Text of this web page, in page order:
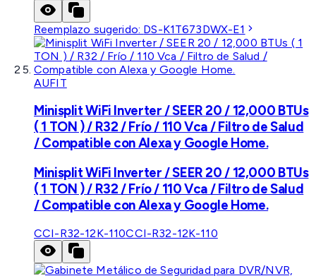
Reemplazo sugerido: DS-K1T673DWX-E1
AUFIT
Minisplit WiFi Inverter / SEER 20 / 12,000 BTUs
( 1 TON ) / R32 / Frío / 110 Vca / Filtro de Salud
/ Compatible con Alexa y Google Home.
Minisplit WiFi Inverter / SEER 20 / 12,000 BTUs
( 1 TON ) / R32 / Frío / 110 Vca / Filtro de Salud
/ Compatible con Alexa y Google Home.
CCI-R32-12K-110CCI-R32-12K-110